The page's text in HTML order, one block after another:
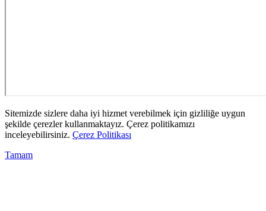
Sitemizde sizlere daha iyi hizmet verebilmek için gizliliğe uygun
şekilde çerezler kullanmaktayız. Çerez politikamızı
inceleyebilirsiniz. Çerez Politikası
Tamam